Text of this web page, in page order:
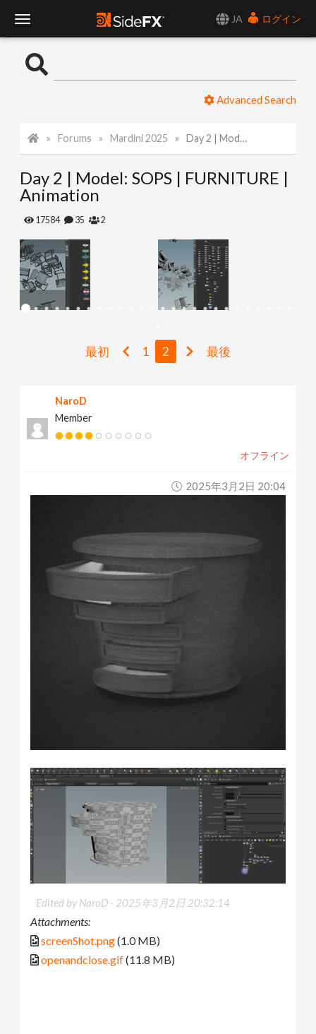
JA
ログイン
o
l
e
N
a
Advanced Search
Forums Mardini 2025 Day 2 | Model: SOPS | FURNITURE | Animation
Day 2 | Model: SOPS | FURNITURE |
Animation
17584 35 2
最初 1 2 最後
NaroD
Member
オフライン
2025年3月2日 20:04
Edited by NaroD - 2025年3月2日 20:32:14
Attachments:
screenShot.png(1.0 MB)
openandclose.gif(11.8 MB)